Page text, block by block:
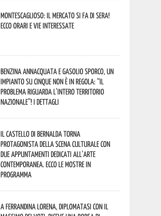
Montescaglioso: il mercato si fa di sera!
Ecco orari e vie interessate
Benzina annacquata e gasolio sporco, un
impianto su cinque non è in regola: “il
problema riguarda l’intero territorio
Nazionale”! I dettagli
Il Castello di Bernalda torna
protagonista della scena culturale con
due appuntamenti dedicati all’arte
contemporanea. Ecco le mostre in
programma
A Ferrandina Lorena, diplomatasi con il